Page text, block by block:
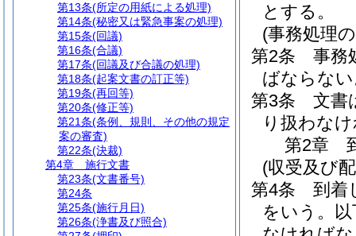
とする。
(事務処理
第2条
事務
ばならな
第3条
文書
り扱わな
第2章
(収受及び
第4条
到着
をいう。
第13条(所定の用紙による処理)
第14条(秘密又は緊急事案の処理)
第15条(回議)
第16条(合議)
第17条(回議及び合議の処理)
第18条(起案文書の訂正等)
第19条(再回等)
第20条(修正等)
第21条(条例、規則、その他の規定
案の審査)
第22条(決裁)
第4章
施行文書
第23条(文書番号)
第24条
第25条(施行月日)
第26条(浄書及び照合)